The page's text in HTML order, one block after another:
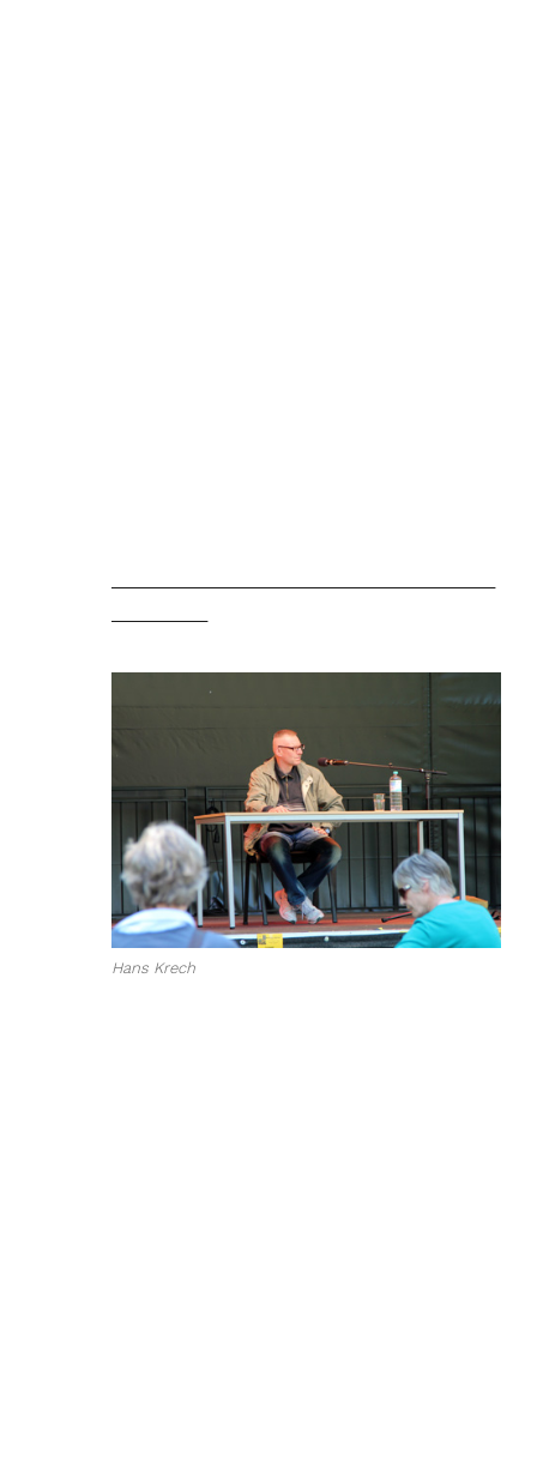
Hans Krech